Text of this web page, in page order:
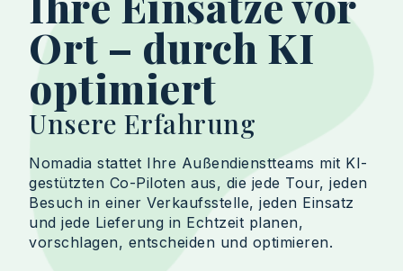
Ort – durch KI
optimiert
Unsere Erfahrung
Nomadia stattet Ihre Außendienstteams mit KI-
gestützten Co-Piloten aus, die jede Tour, jeden
Besuch in einer Verkaufsstelle, jeden Einsatz
und jede Lieferung in Echtzeit planen,
vorschlagen, entscheiden und optimieren.